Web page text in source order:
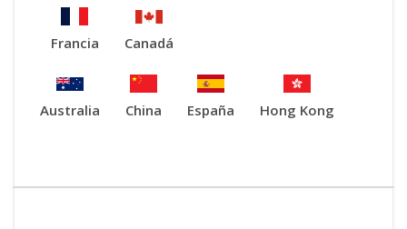
Francia Canadá
Australia China España Hong Kong